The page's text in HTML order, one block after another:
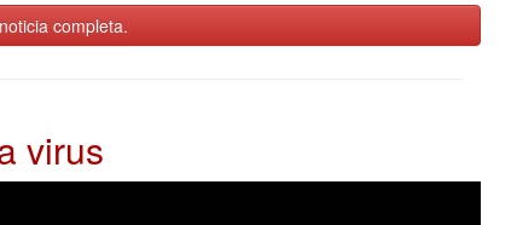
completa.
virus